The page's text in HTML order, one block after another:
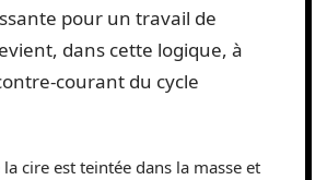
pour un travail de
dans cette logique, à
courant du cycle
cire est teintée dans la masse et